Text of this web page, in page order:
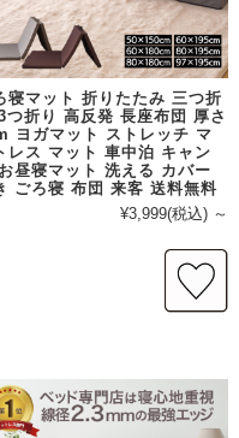
寝マット 折りたたみ 三つ折
つ折り 高反発 長座布団 厚さ
ヨガマット ストレッチ マ
レス マット 車中泊 キャン
昼寝マット 洗える カバー
ごろ寝 布団 来客 送料無料
¥3,999(税込) ～